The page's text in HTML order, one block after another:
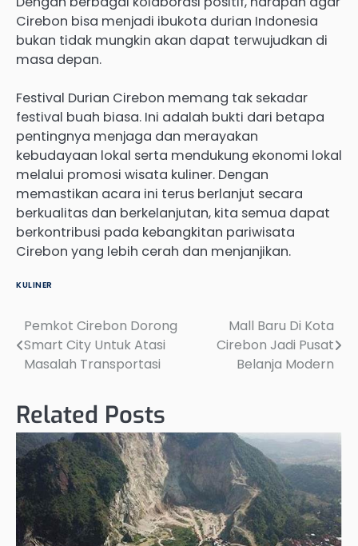
Cirebon bisa menjadi ibukota durian Indonesia
bukan tidak mungkin akan dapat terwujudkan di
masa depan.
Festival Durian Cirebon memang tak sekadar
festival buah biasa. Ini adalah bukti dari betapa
pentingnya menjaga dan merayakan
kebudayaan lokal serta mendukung ekonomi lokal
melalui promosi wisata kuliner. Dengan
memastikan acara ini terus berlanjut secara
berkualitas dan berkelanjutan, kita semua dapat
berkontribusi pada kebangkitan pariwisata
Cirebon yang lebih cerah dan menjanjikan.
KULINER
Post
navigation
Pemkot Cirebon Dorong
Smart City Untuk Atasi
Masalah Transportasi
Mall Baru Di Kota
Cirebon Jadi Pusat
Belanja Modern
Related Posts